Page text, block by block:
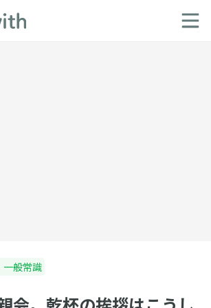
一般常識